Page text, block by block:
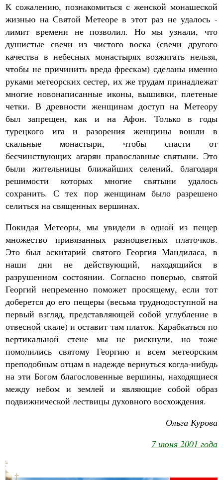
К сожалению, познакомиться с женской монашеской
жизнью на Святой Метеоре в этот раз не удалось -
лимит времени не позволил. Но мы узнали, что
душистые свечи из чистого воска (свечи другого
качества в небесных монастырях возжигать нельзя,
чтобы не причинить вреда фрескам) сделаны именно
руками метеорских сестер, их же трудам принадлежат
многие новонаписанные иконы, вышивки, плетеные
четки. В древности женщинам доступ на Метеору
был запрещен, как и на Афон. Только в годы
турецкого ига и разорения женщины вошли в
скальные монастыри, чтобы спасти от
бесчинствующих агарян православные святыни. Это
были жительницы ближайших селений, благодаря
решимости которых многие святыни удалось
сохранить. С тех пор женщинам было разрешено
селиться на священных вершинах.
Покидая Метеоры, мы увидели в одной из пещер
множество привязанных разноцветных платочков.
Это был аскитарий святого Георгия Мандиласа, в
наши дни не действующий, находящийся в
разрушенном состоянии. Согласно поверью, святой
Георгий непременно поможет просящему, если тот
доберется до его пещеры (весьма труднодоступной на
первый взгляд, представляющей собой углубление в
отвесной скале) и оставит там платок. Карабкаться по
вертикальной стене мы не рискнули, но тоже
помолились святому Георгию и всем метеорским
преподобным отцам в надежде вернуться когда-нибудь
на эти Богом благословенные вершины, находящиеся
между небом и землей и являющие собой образ
подвижнической лествицы духовного восхождения.
Ольга Курова
7 июня 2001 года